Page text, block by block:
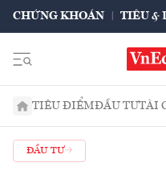
CHỨNG KHOÁN TIÊU &
TIÊU ĐIỂMĐẦU TƯTÀI
ĐẦU TƯ